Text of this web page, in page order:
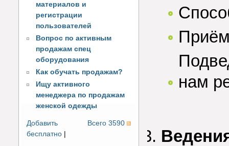
материалов и
регистрации
пользователей
Вопрос по активным
продажам спец
оборудования
Как обучать продажам?
Ищу активного
менеджера по продажам
женской одежды
Всего 3590
Добавить
бесплатно |
нам